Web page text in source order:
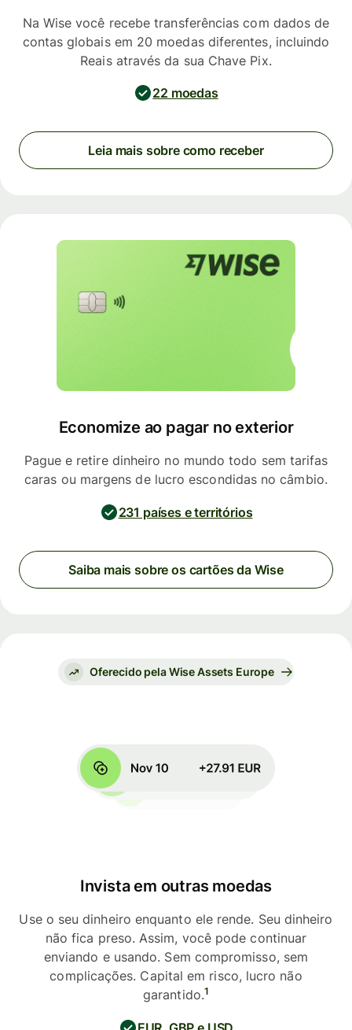
Na Wise você recebe transferências com dados de
contas globais em 20 moedas diferentes, incluindo
Reais através da sua Chave Pix.
22 moedas
Leia mais sobre como receber
Economize ao pagar no exterior
Pague e retire dinheiro no mundo todo sem tarifas
caras ou margens de lucro escondidas no câmbio.
231 países e territórios
Saiba mais sobre os cartões da Wise
Oferecido pela Wise Assets Europe
Invista em outras moedas
Use o seu dinheiro enquanto ele rende. Seu dinheiro
não fica preso. Assim, você pode continuar
enviando e usando. Sem compromisso, sem
complicações. Capital em risco, lucro não
garantido.1